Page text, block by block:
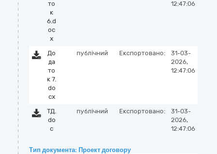
то
к
6.d
oc
x
12:47:06
До
да
то
к 7.
do
cx
публічний Експортовано:
31-03-
2026,
12:47:06
ТД.
do
c
публічний Експортовано:
31-03-
2026,
12:47:06
Тип документа: Проект договору